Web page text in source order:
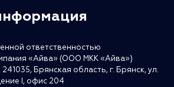
ответственностью
«Айва» (ООО МКК «Айва»)
Брянская область, г. Брянск, ул.
I, офис 204